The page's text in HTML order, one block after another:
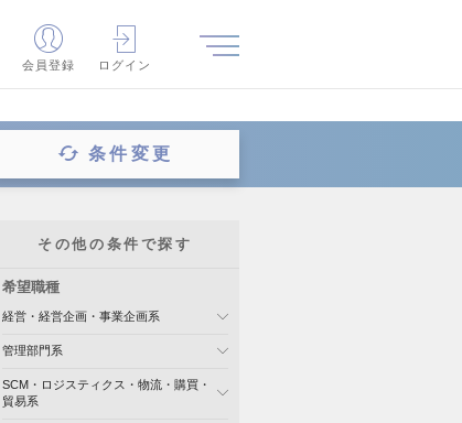
会員登録 ログイン
条件変更
その他の条件で探す
希望職種
経営・経営企画・事業企画系
管理部門系
SCM・ロジスティクス・物流・購買・
貿易系